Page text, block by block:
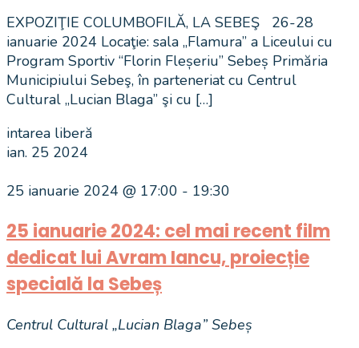
EXPOZIŢIE COLUMBOFILĂ, LA SEBEŞ 26-28
ianuarie 2024 Locaţie: sala „Flamura” a Liceului cu
Program Sportiv “Florin Fleșeriu” Sebeș Primăria
Municipiului Sebeş, în parteneriat cu Centrul
Cultural „Lucian Blaga” şi cu […]
intarea liberă
ian. 25 2024
25 ianuarie 2024 @ 17:00 - 19:30
25 ianuarie 2024: cel mai recent film
dedicat lui Avram Iancu, proiecție
specială la Sebeș
Centrul Cultural „Lucian Blaga” Sebeș